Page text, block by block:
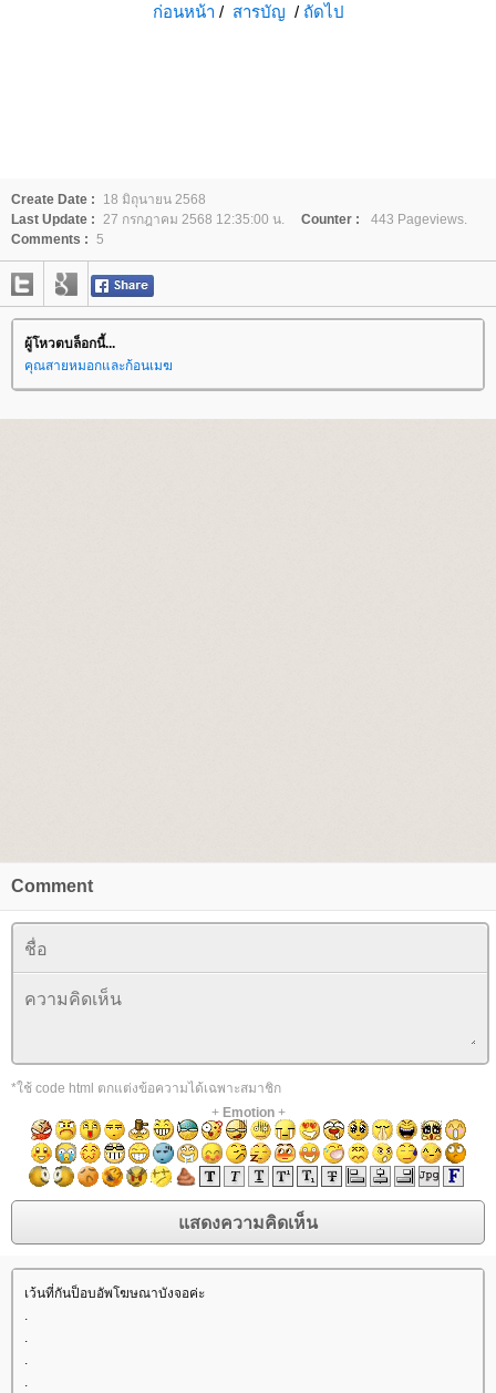
ก่อนหน้า / สารบัญ / ถัดไป
Create Date :
18 มิถุนายน 2568
Last Update : 27 กรกฎาคม 2568 12:35:00 น. Counter :
443 Pageviews.
Comments : 5
ผู้โหวตบล็อกนี้...
คุณสายหมอกและก้อนเมฆ
Comment
*ใช้ code html ตกแต่งข้อความได้เฉพาะสมาชิก
+ Emotion+
เว้นที่กันป็อบอัพโฆษณาบังจอค่ะ
.
.
.
.